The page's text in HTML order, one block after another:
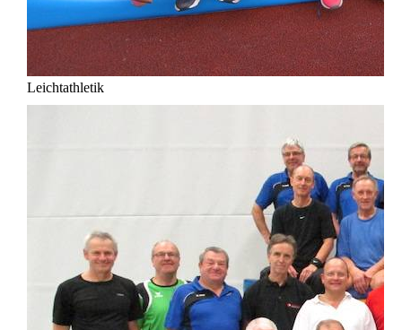
Leichtathletik